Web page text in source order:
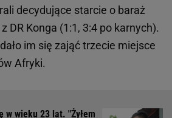
decydujące starcie o baraż
DR Konga (1:1, 3:4 po karnych).
im się zająć trzecie miejsce
Afryki.
w wieku 23 lat. "Żyłem